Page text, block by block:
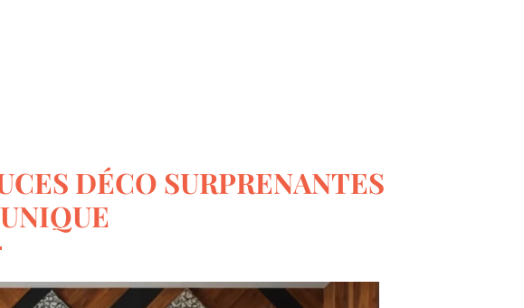
DÉCO SURPRENANTES